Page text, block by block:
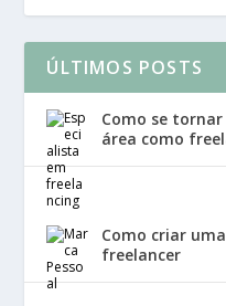
ÚLTIMOS POSTS
Como se
área como
Como criar
freelancer